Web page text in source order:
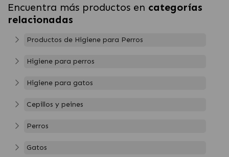
Encuentra más productos en categorías
relacionadas
Productos de Higiene para Perros
Higiene para perros
Higiene para gatos
Cepillos y peines
Perros
Gatos